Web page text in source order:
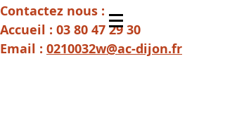
Contactez nous :
Accueil : 03 80 47 29 30
Email : 0210032w@ac-dijon.fr